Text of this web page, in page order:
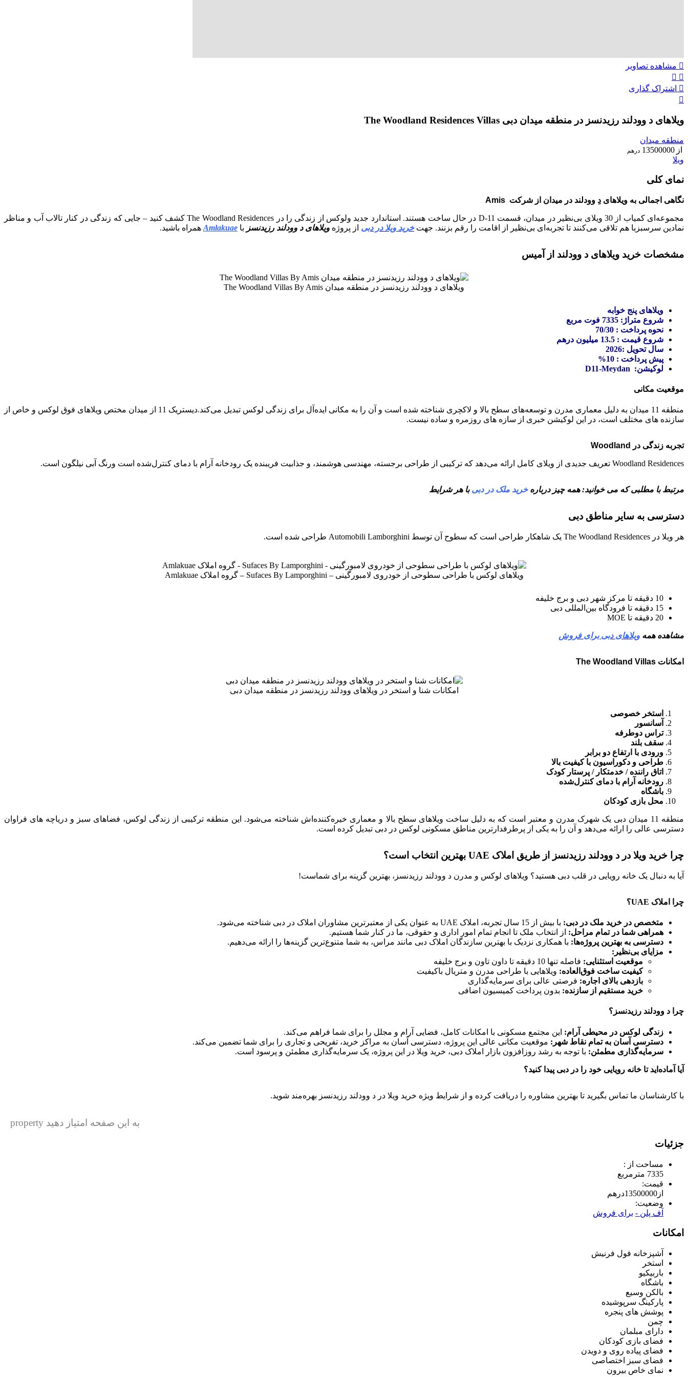
مشاهده تصاویر
اشتراک گذاری
ویلاهای د وودلند رزیدنسز در منطقه میدان دبی The Woodland Residences Villas
منطقه میدان
از 13500000 درهم
ویلا
نمای کلی
نگاهی اجمالی به ویلاهای دِ وودلند در میدان از شرکت Amis
مجموعه‌ای کمیاب از 30 ویلای بی‌نظیر در میدان، قسمت D-11 در حال ساخت هستند. استاندارد جدید ولوکس از زندگی را در The Woodland Residences کشف کنید – جایی که زندگی در کنار تالاب آب و مناظر
نمادین سرسبزبا هم تلاقی می‌کنند تا تجربه‌ای بی‌نظیر از اقامت را رقم بزنند. جهتخرید ویلا در دبی از پروژه ویلاهای د وودلند رزیدنسز با Amlakuae همراه باشید.
مشخصات خرید ویلاهای د وودلند از آمیس
ویلاهای د وودلند رزیدنسز در منطقه میدان The Woodland Villas By Amis
ویلاهای پنج خوابه
شروع متراژ: 7335 فوت مربع
نحوه پرداخت : 70/30
شروع قیمت : 13.5 میلیون درهم
سال تحویل :2026
پیش پرداخت : 10%
لوکیشن: D11-Meydan
موقعیت مکانی
منطقه 11 میدان به دلیل معماری مدرن و توسعه‌های سطح بالا و لاکچری شناخته شده است و آن را به مکانی ایده‌آل برای زندگی لوکس تبدیل می‌کند.دیستریک 11 از میدان مختص ویلاهای فوق لوکس و خاص از
سازنده های مختلف است، در این لوکیشن خبری از سازه های روزمره و ساده نیست.
تجربه زندگی در Woodland
Woodland Residences تعریف جدیدی از ویلای کامل ارائه می‌دهد که ترکیبی از طراحی برجسته، مهندسی هوشمند، و جذابیت فریبنده یک رودخانه آرام با دمای کنترل‌شده است ورنگ آبی نیلگون است.
مرتبط با مطلبی که می خوانید: همه چیز دربارهخرید ملک در دبی با هر شرایط
دسترسی به سایر مناطق دبی
هر ویلا در The Woodland Residences یک شاهکار طراحی است که سطوح آن توسط Automobili Lamborghini طراحی شده است.
ویلاهای لوکس با طراحی سطوحی از خودروی لامبورگینی – Sufaces By Lamporghini – گروه املاک Amlakuae
10 دقیقه تا مرکز شهر دبی و برج خلیفه
15 دقیقه تا فرودگاه بین‌المللی دبی
20 دقیقه تا MOE
مشاهده همه ویلاهای دبی برای فروش
امکانات The Woodland Villas
امکانات شنا و استخر در ویلاهای وودلند رزیدنسز در منطقه میدان دبی
استخر خصوصی
آسانسور
تراس دوطرفه
سقف بلند
ورودی با ارتفاع دو برابر
طراحی و دکوراسیون با کیفیت بالا
اتاق راننده / خدمتکار / پرستار کودک
رودخانه آرام با دمای کنترل‌شده
باشگاه
محل بازی کودکان
منطقه 11 میدان دبی یک شهرک مدرن و معتبر است که به دلیل ساخت ویلاهای سطح بالا و معماری خیره‌کننده‌اش شناخته می‌شود. این منطقه ترکیبی از زندگی لوکس، فضاهای سبز و دریاچه های فراوان
دسترسی عالی را ارائه می‌دهد و آن را به یکی از پرطرفدارترین مناطق مسکونی لوکس در دبی تبدیل کرده است.
چرا خرید ویلا در د وودلند رزیدنسز از طریق املاک UAE بهترین انتخاب است؟
آیا به دنبال یک خانه رویایی در قلب دبی هستید؟ ویلاهای لوکس و مدرن د وودلند رزیدنسز، بهترین گزینه برای شماست!
چرا املاک UAE؟
متخصص در خرید ملک در دبی: با بیش از 15 سال تجربه، املاک UAE به عنوان یکی از معتبرترین مشاوران املاک در دبی شناخته می‌شود.
همراهی شما در تمام مراحل: از انتخاب ملک تا انجام تمام امور اداری و حقوقی، ما در کنار شما هستیم.
دسترسی به بهترین پروژه‌ها: با همکاری نزدیک با بهترین سازندگان املاک دبی مانند مراس، به شما متنوع‌ترین گزینه‌ها را ارائه می‌دهیم.
مزایای بی‌نظیر:
موقعیت استثنایی: فاصله تنها 10 دقیقه تا داون تاون و برج خلیفه
کیفیت ساخت فوق‌العاده: ویلاهایی با طراحی مدرن و متریال باکیفیت
بازدهی بالای اجاره: فرصتی عالی برای سرمایه‌گذاری
خرید مستقیم از سازنده: بدون پرداخت کمیسیون اضافی
چرا د وودلند رزیدنسز؟
زندگی لوکس در محیطی آرام: این مجتمع مسکونی با امکانات کامل، فضایی آرام و مجلل را برای شما فراهم می‌کند.
دسترسی آسان به تمام نقاط شهر: موقعیت مکانی عالی این پروژه، دسترسی آسان به مراکز خرید، تفریحی و تجاری را برای شما تضمین می‌کند.
سرمایه‌گذاری مطمئن: با توجه به رشد روزافزون بازار املاک دبی، خرید ویلا در این پروژه، یک سرمایه‌گذاری مطمئن و پرسود است.
آیا آماده‌اید تا خانه رویایی خود را در دبی پیدا کنید؟
با کارشناسان ما تماس بگیرید تا بهترین مشاوره را دریافت کرده و از شرایط ویژه خرید ویلا در د وودلند رزیدنسز بهره‌مند شوید.
به این صفحه امتیاز دهید property
جزئیات
مساحت از :
7335 مترمربع
قیمت:
از 13500000درهم
وضعیت:
آف پلن - برای فروش
امکانات
آشپزخانه فول فرنیش
استخر
باربیکیو
باشگاه
بالکن وسیع
پارکینگ سرپوشیده
پوشش های پنجره
چمن
دارای مبلمان
فضای بازی کودکان
فضای پیاده روی و دویدن
فضای سبز اختصاصی
نمای خاص بیرون